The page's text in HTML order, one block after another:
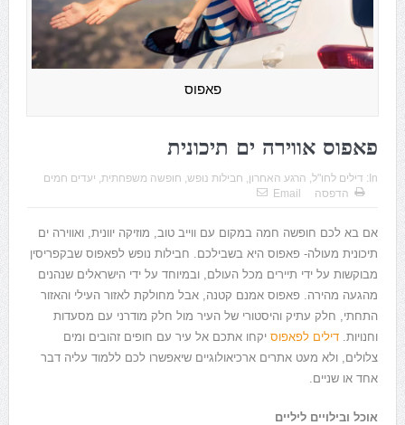
פאפוס
פאפוס אווירה ים תיכונית
In: דילים לחו"ל, הרגע האחרון חבילות נופש, חופשה משפחתית, יעדים חמים
הדפסה
Email
אם בא לכם חופשה חמה במקום עם ווייב טוב, מוזיקה יוונית, ואווירה ים
תיכונית מעולה- פאפוס היא בשבילכם. חבילות נופש לפאפוס שבקפריסין
מבוקשות על ידי תיירים מכל העולם, ובמיוחד על ידי הישראלים שנהנים
מהגעה מהירה. פאפוס אמנם קטנה, אבל מחולקת לאזור העילי והאזור
התחתי, חלק עתיק והיסטורי של העיר מול חלק מודרני עם מסעדות
וחנויות. דילים לפאפוסיקחו אתכם אל עיר עם חופים זהובים ומים
צלולים, ולא מעט אתרים ארכיאולוגיים שיאפשרו לכם ללמוד עליה דבר
אחד או שניים.
אוכל ובילויים ליליים